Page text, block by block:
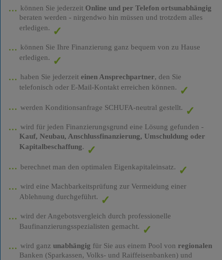
können Sie jederzeit Online und per Telefon ortsunabhängig
beraten werden - nirgendwo hin müssen und trotzdem alles
erledigen.
können Sie Ihre Finanzierung ganz bequem von zu Hause
erledigen.
haben Sie jederzeit einen Ansprechpartner, den Sie
telefonisch oder E-Mail-Kontakt erreichen können.
werden Konditionsanfrage SCHUFA-neutral gestellt.
wird für jeden Finanzierungsgrund eine Lösung gefunden -
Kauf, Neubau, Anschlussfinanzierung, Umschuldung oder
Kapitalbeschaffung.
berechnet man den optimalen Eigenkapitaleinsatz.
wird eine Machbarkeitsprüfung zur Vermeidung einer
Ablehnung durchgeführt.
wird der Angebotsvergleich durch professionelle
Baufinanzierungsspezialisten gemacht.
wird ganz unabhängig für Sie aus einem Pool von regionalen
Banken (Sparkassen, Volks- und Raiffeisenbanken) und